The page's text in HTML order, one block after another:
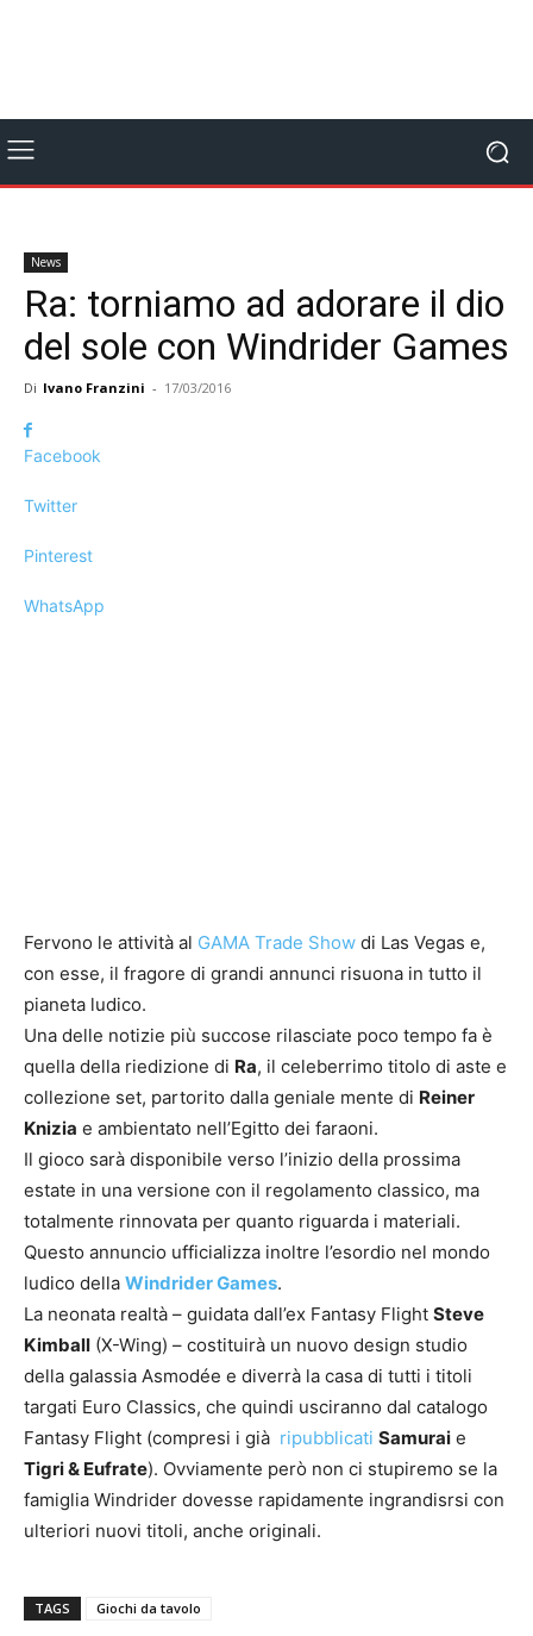
News
Ra: torniamo ad adorare il dio
del sole con Windrider Games
Di Ivano Franzini - 17/03/2016
Facebook
Twitter
Pinterest
WhatsApp
Fervono le attività al GAMA Trade Show di Las Vegas e,
con esse, il fragore di grandi annunci risuona in tutto il
pianeta ludico.
Una delle notizie più succose rilasciate poco tempo fa è
quella della riedizione di Ra, il celeberrimo titolo di aste e
collezione set, partorito dalla geniale mente di Reiner
Knizia e ambientato nell’Egitto dei faraoni.
Il gioco sarà disponibile verso l’inizio della prossima
estate in una versione con il regolamento classico, ma
totalmente rinnovata per quanto riguarda i materiali.
Questo annuncio ufficializza inoltre l’esordio nel mondo
ludico della Windrider Games.
La neonata realtà – guidata dall’ex Fantasy Flight Steve
Kimball (X-Wing) – costituirà un nuovo design studio
della galassia Asmodée e diverrà la casa di tutti i titoli
targati Euro Classics, che quindi usciranno dal catalogo
Fantasy Flight (compresi i già ripubblicati Samurai e
Tigri & Eufrate). Ovviamente però non ci stupiremo se la
famiglia Windrider dovesse rapidamente ingrandisrsi con
ulteriori nuovi titoli, anche originali.
TAGS Giochi da tavolo